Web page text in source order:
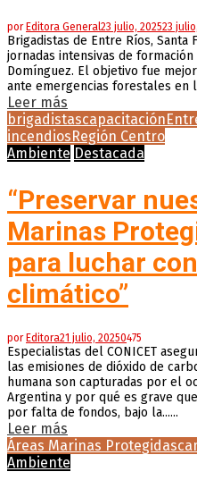
por Editora General23 julio, 202523
Brigadistas de Entre Ríos, Santa
jornadas intensivas de
Domínguez. El objetivo fue
ante emergencias forestales en
Leer más
brigadistascapacitación
incendios Región Centro
Ambiente Destacada
“Preservar
Marinas
para luchar
climático”
por Editora21 julio, 20250475
Especialistas del CONICET
las emisiones de dióxido de
humana son capturadas por el
Argentina y por qué es grave
por falta de fondos, bajo la......
Leer más
Áreas Marinas Protegidas
Ambiente